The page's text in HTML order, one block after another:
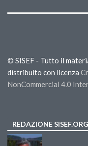
© SISEF - Tutto il
distribuito con licenza
NonCommercial 4.0
REDAZIONE SISEF.ORG